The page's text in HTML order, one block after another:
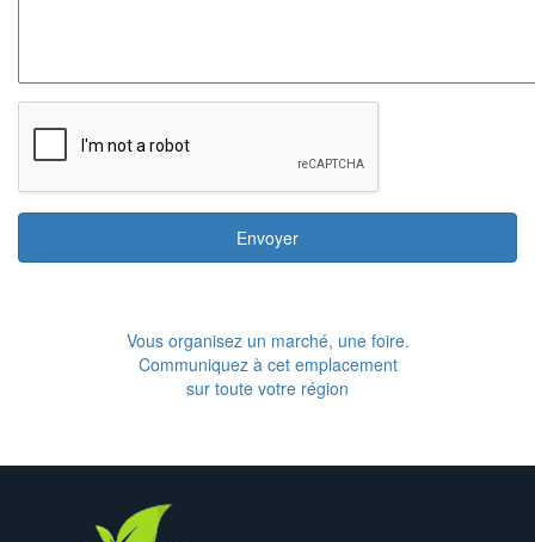
Envoyer
Vous organisez un marché, une foire.
Communiquez à cet emplacement
sur toute votre région